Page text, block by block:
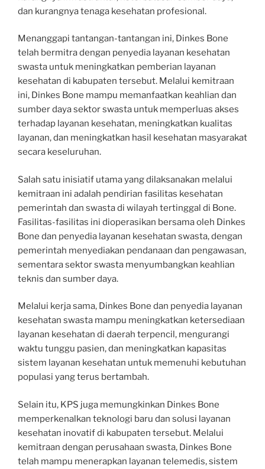
dan kurangnya tenaga kesehatan profesional.
Menanggapi tantangan-tantangan ini, Dinkes Bone
telah bermitra dengan penyedia layanan kesehatan
swasta untuk meningkatkan pemberian layanan
kesehatan di kabupaten tersebut. Melalui kemitraan
ini, Dinkes Bone mampu memanfaatkan keahlian dan
sumber daya sektor swasta untuk memperluas akses
terhadap layanan kesehatan, meningkatkan kualitas
layanan, dan meningkatkan hasil kesehatan masyarakat
secara keseluruhan.
Salah satu inisiatif utama yang dilaksanakan melalui
kemitraan ini adalah pendirian fasilitas kesehatan
pemerintah dan swasta di wilayah tertinggal di Bone.
Fasilitas-fasilitas ini dioperasikan bersama oleh Dinkes
Bone dan penyedia layanan kesehatan swasta, dengan
pemerintah menyediakan pendanaan dan pengawasan,
sementara sektor swasta menyumbangkan keahlian
teknis dan sumber daya.
Melalui kerja sama, Dinkes Bone dan penyedia layanan
kesehatan swasta mampu meningkatkan ketersediaan
layanan kesehatan di daerah terpencil, mengurangi
waktu tunggu pasien, dan meningkatkan kapasitas
sistem layanan kesehatan untuk memenuhi kebutuhan
populasi yang terus bertambah.
Selain itu, KPS juga memungkinkan Dinkes Bone
memperkenalkan teknologi baru dan solusi layanan
kesehatan inovatif di kabupaten tersebut. Melalui
kemitraan dengan perusahaan swasta, Dinkes Bone
telah mampu menerapkan layanan telemedis, sistem